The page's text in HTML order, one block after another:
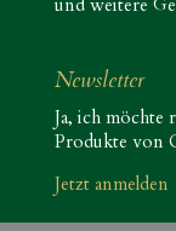
und weitere
Newsletter
Ja, ich möchte
Produkte von
Jetzt anmelden